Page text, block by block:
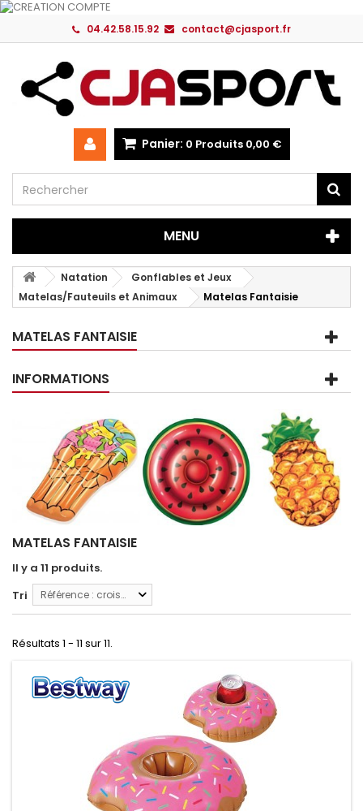
04.42.58.15.92 contact@cjasport.fr
Panier: 0 Produits 0,00 €
MENU
Natation
Gonflables et Jeux
Matelas/Fauteuils et Animaux
Matelas Fantaisie
MATELAS FANTAISIE
INFORMATIONS
MATELAS FANTAISIE
Il y a 11 produits.
Tri
Référence : croissante
Résultats 1 - 11 sur 11.